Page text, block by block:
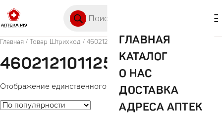
ГЛАВНАЯ
КАТАЛОГ
О НАС
ДОСТАВКА
АДРЕСА АПТЕК
Главная / Товар Штрихкод / 4602121011253
4602121011253
Отображение единственного товара